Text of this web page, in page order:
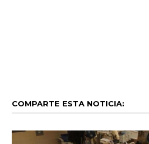
COMPARTE ESTA NOTICIA: